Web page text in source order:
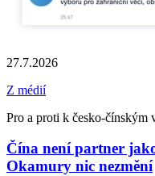
27.7.2026
Z médií
Pro a proti k česko-čínským
Čína není partner
Okamury nic nezmění